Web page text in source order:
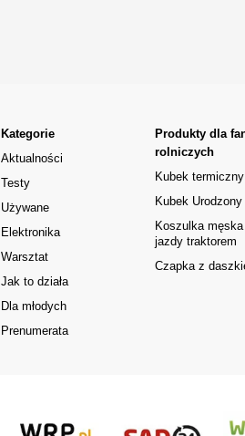
Kategorie
Aktualności
Testy
Używane
Elektronika
Warsztat
Jak to działa
Dla młodych
Prenumerata
Produkty dla
rolniczych
Kubek
Kubek
Koszulka
jazdy traktorem
Czapka z